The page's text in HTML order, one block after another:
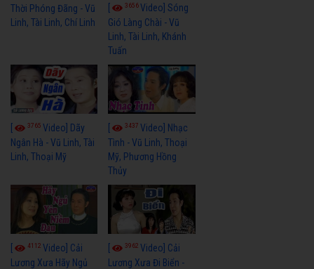
Thời Phóng Đãng - Vũ
Linh, Tài Linh, Chí Linh
3656Video] Sóng
Gió Làng Chài - Vũ
Linh, Tài Linh, Khánh
Tuấn
3765 Video] Dãy
Ngân Hà - Vũ Linh, Tài
Linh, Thoại Mỹ
3437Video] Nhạc
Tình - Vũ Linh, Thoại
Mỹ, Phương Hồng
Thủy
4112 Video] Cải
Lương Xưa Hãy Ngủ
3962Video] Cải
Lương Xưa Đi Biển -